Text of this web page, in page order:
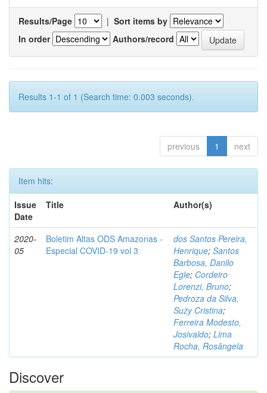
Results/Page | Sort items by
In order
Authors/record
Results 1-1 of 1 (Search time: 0.003 seconds).
previous 1 next
Item hits:
Issue
Date
Title Author(s)
2020-
05
Boletim Altas ODS Amazonas -
Especial COVID-19 vol 3
dos Santos Pereira,
Henrique; Santos
Barbosa, Danilo
Egle; Cordeiro
Lorenzi, Bruno;
Pedroza da Silva,
Suzy Cristina;
Ferreira Modesto,
Josivaldo; Lima
Rocha, Rosângela
Discover